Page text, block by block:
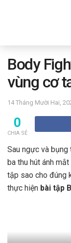
THỂ DỤC
DINH DƯỠNG
SỨC KHỎE TINH
CÔNG NGHỆ
Body
vùng cơ
14 Tháng Mười Hai,
0
CHIA SẺ
Sau ngực và
ba thu hút ánh
tập sao cho đúng
thực hiện bài tập